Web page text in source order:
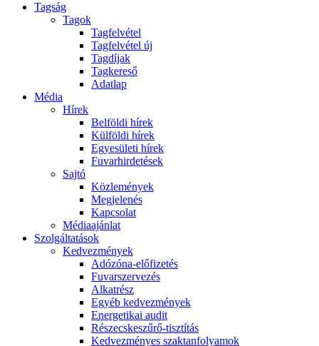
Tagság
Tagok
Tagfelvétel
Tagfelvétel új
Tagdíjak
Tagkereső
Adatlap
Média
Hírek
Belföldi hírek
Külföldi hírek
Egyesületi hírek
Fuvarhirdetések
Sajtó
Közlemények
Megjelenés
Kapcsolat
Médiaajánlat
Szolgáltatások
Kedvezmények
Adózóna-előfizetés
Fuvarszervezés
Alkatrész
Egyéb kedvezmények
Energetikai audit
Részecskeszűrő-tisztítás
Kedvezményes szaktanfolyamok